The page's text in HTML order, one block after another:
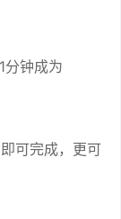
分钟成为
可完成，更可